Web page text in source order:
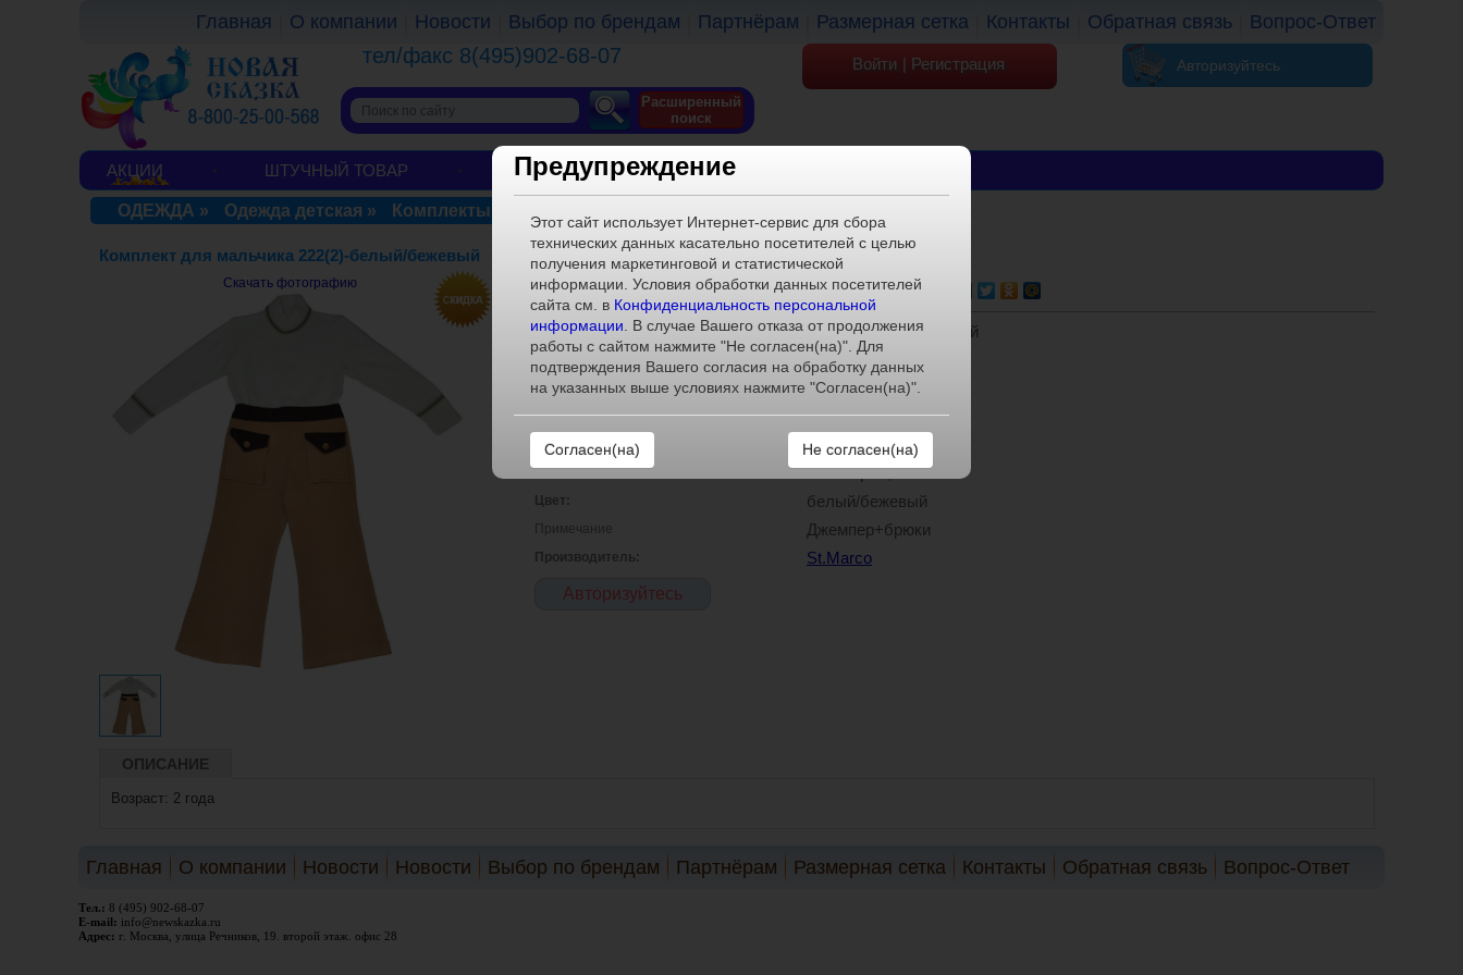
Главная О компании Новости Выбор по брендам Партнёрам Размерная сетка Контакты Обратная связь Вопрос-Ответ
АКЦИИ ШТУЧНЫЙ ТОВАР ОБУВЬ ОДЕЖДА
тел/факс 8(495)902-68-07 Авторизуйтесь
Войти | Регистрация
Расширенный
поиск
ОДЕЖДА » Одежда детская » Комплекты детские
Комплект для мальчика 222(2)-белый/бежевый
Скачать фотографию ХАРАКТЕРИСТИКИ
Артикул: 222(2)-белый/бежевый
2
Штук в коробке: 1
Расклад в коробе: 1
Материал внешний: 70%-акрил,30%-ПЭ
Материал внутренний: 70%-акрил,30%-ПЭ
Цвет: белый/бежевый
Примечание Джемпер+брюки
Производитель: St.Marco
Авторизуйтесь
ОПИСАНИЕ
Возраст: 2 года
Главная О компании Новости Новости Выбор по брендам Партнёрам Размерная сетка Контакты Обратная связь Вопрос-Ответ
Тел.: 8 (495) 902-68-07
E-mail: info@newskazka.ru
Адрес: г. Москва, улица Речников, 19. второй этаж. офис 28
Предупреждение
Этот сайт использует Интернет-сервис для сбора
технических данных касательно посетителей с целью
получения маркетинговой и статистической
информации. Условия обработки данных посетителей
сайта см. в Конфиденциальность персональной
информации. В случае Вашего отказа от продолжения
работы с сайтом нажмите "Не согласен(на)". Для
подтверждения Вашего согласия на обработку данных
на указанных выше условиях нажмите "Согласен(на)".
Не согласен(на)